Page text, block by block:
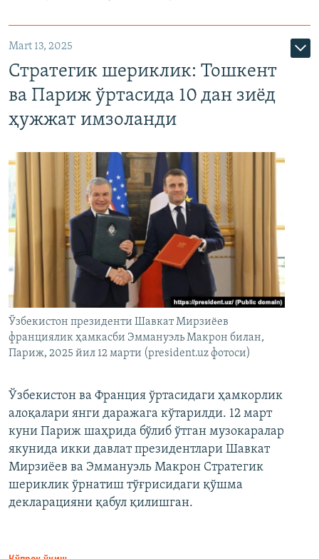
Mart 13, 2025
Стратегик шериклик: Тошкент
ва Париж ўртасида 10 дан зиёд
ҳужжат имзоланди
Ўзбекистон президенти Шавкат Мирзиёев
франциялик ҳамкасби Эммануэль Макрон билан,
Париж, 2025 йил 12 марти (president.uz фотоси)
Ўзбекистон ва Франция ўртасидаги ҳамкорлик
алоқалари янги даражага кўтарилди. 12 март
куни Париж шаҳрида бўлиб ўтган музокаралар
якунида икки давлат президентлари Шавкат
Мирзиёев ва Эммануэль Макрон Стратегик
шериклик ўрнатиш тўғрисидаги қўшма
декларацияни қабул қилишган.